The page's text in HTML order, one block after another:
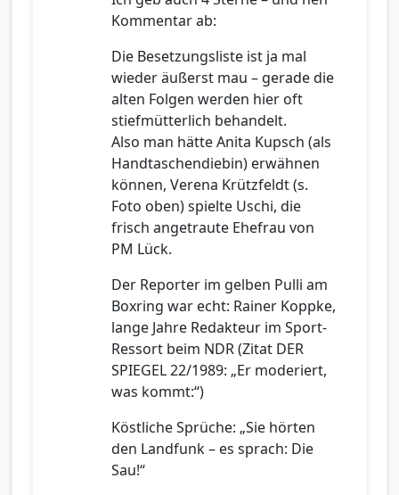
Kommentar ab:
Die Besetzungsliste ist ja mal
wieder äußerst mau – gerade die
alten Folgen werden hier oft
stiefmütterlich behandelt.
Also man hätte Anita Kupsch (als
Handtaschendiebin) erwähnen
können, Verena Krützfeldt (s.
Foto oben) spielte Uschi, die
frisch angetraute Ehefrau von
PM Lück.
Der Reporter im gelben Pulli am
Boxring war echt: Rainer Koppke,
lange Jahre Redakteur im Sport-
Ressort beim NDR (Zitat DER
SPIEGEL 22/1989: „Er moderiert,
was kommt:“)
Köstliche Sprüche: „Sie hörten
den Landfunk – es sprach: Die
Sau!“